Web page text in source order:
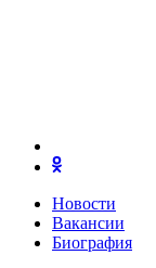
Новости
Вакансии
Биография